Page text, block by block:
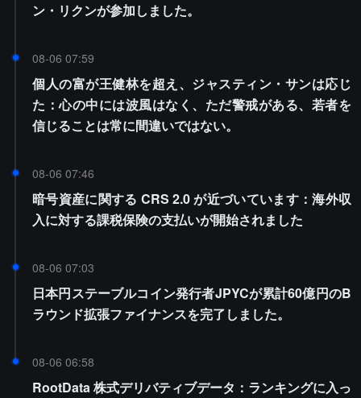
ン・リクンが参加しました。
08-06 07:59
個人の富が王健林を超え、ジャスティン・サンは応じ
た：心の中には波風はなく、ただ警戒がある、若者を
信じることは常に間違いではない。
08-06 07:46
暗号資産に関する CRS 2.0 が近づいています：海外収
入に対する課税保険の支払いが開始されました
08-06 07:03
日本円ステーブルコイン発行者JPYCが累計60億円のB
ラウンド拡張ファイナンスを完了しました。
08-06 06:58
RootData 株式デリバティブデータ：ランキングに入っ